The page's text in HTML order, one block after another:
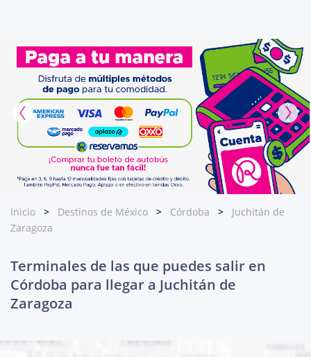
Inicio Destinos de México Córdoba
Juchitán de
Zaragoza
Terminales de las que puedes salir en
Córdoba para llegar a Juchitán de
Zaragoza